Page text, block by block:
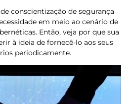
conscientização de segurança
em meio ao cenário de
Então, veja por que sua
à ideia de fornecê-lo aos seus
periodicamente.